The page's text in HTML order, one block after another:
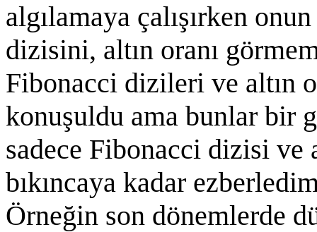
algılamaya çalışırken
dizisini, altın oranı
Fibonacci dizileri ve altın
konuşuldu ama bunlar bir
sadece Fibonacci dizisi ve
bıkıncaya kadar
Örneğin son dönemlerde